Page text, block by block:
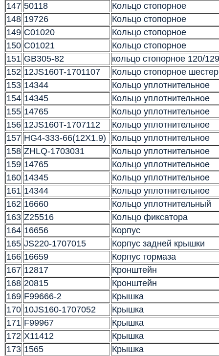
147 50118
Кольцо стопорное
148 19726
Кольцо стопорное
149 C01020
Кольцо стопорное
150 C01021
Кольцо стопорное
151 GB305-82
кольцо стопорное 120/
152 12JS160T-1701107
Кольцо стопорное
153 14344
Кольцо уплотнительное
154 14345
Кольцо уплотнительное
155 14765
Кольцо уплотнительное
156 12JS160T-1707112
Кольцо уплотнительное
157 HG4-333-66(12X1.9)
Кольцо уплотнительное
158 ZHLQ-1703031
Кольцо уплотнительное
159 14765
Кольцо уплотнительное
160 14345
Кольцо уплотнительное
161 14344
Кольцо уплотнительное
162 16660
Кольцо уплотнительный
163 Z25516
Кольцо фиксатора
164 16656
Корпус
165 JS220-1707015
Корпус задней крышки
166 16659
Корпус тормаза
167 12817
Кронштейн
168 20815
Кронштейн
169 F99666-2
Крышка
170 10JS160-1707052
Крышка
171 F99967
Крышка
172 X11412
Крышка
173 1565
Крышка